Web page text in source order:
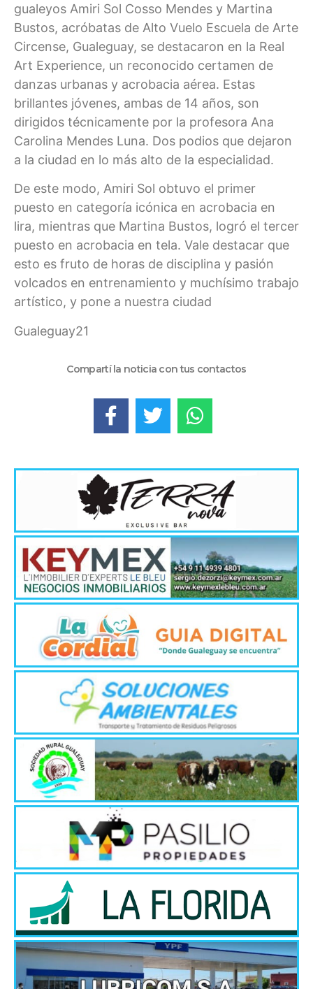
gualeyos Amiri Sol Cosso Mendes y Martina
Bustos, acróbatas de Alto Vuelo Escuela de Arte
Circense, Gualeguay, se destacaron en la Real
Art Experience, un reconocido certamen de
danzas urbanas y acrobacia aérea. Estas
brillantes jóvenes, ambas de 14 años, son
dirigidos técnicamente por la profesora Ana
Carolina Mendes Luna. Dos podios que dejaron
a la ciudad en lo más alto de la especialidad.
De este modo, Amiri Sol obtuvo el primer
puesto en categoría icónica en acrobacia en
lira, mientras que Martina Bustos, logró el tercer
puesto en acrobacia en tela. Vale destacar que
esto es fruto de horas de disciplina y pasión
volcados en entrenamiento y muchísimo trabajo
artístico, y pone a nuestra ciudad
Gualeguay21
Compartí la noticia con tus contactos